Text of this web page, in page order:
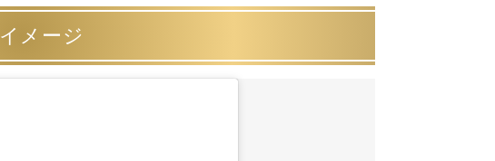
メージ